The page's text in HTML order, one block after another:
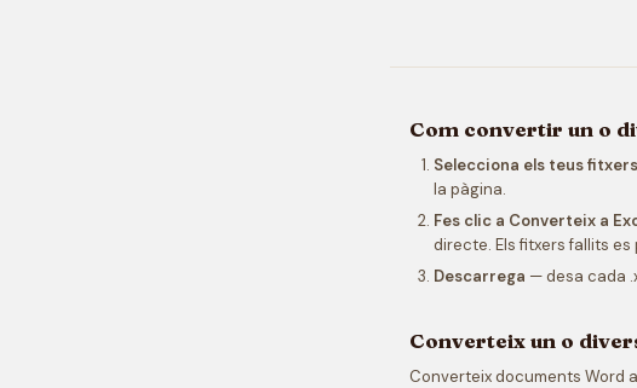
Com convertir un o
Selecciona els teus
la pàgina.
Fes clic a Converteix a
directe. Els fitxers fallits
Descarrega — desa cada
Converteix un o
Converteix documents Word